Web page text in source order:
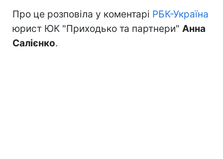
Про це розповіла у коментарі РБК-Україна
юрист ЮК "Приходько та партнери" Анна
Салієнко.